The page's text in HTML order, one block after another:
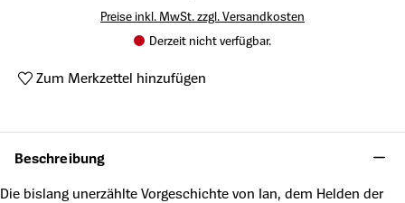
Preise inkl. MwSt. zzgl. Versandkosten
Derzeit nicht verfügbar.
Zum Merkzettel hinzufügen
Beschreibung
Die bislang unerzählte Vorgeschichte von Ian, dem Helden der